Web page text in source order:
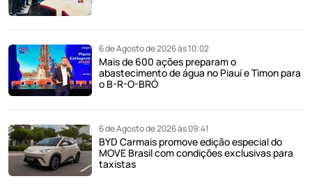
6 de Agosto de 2026 às 10:02
Mais de 600 ações preparam o
abastecimento de água no Piauí e Timon para
o B-R-O-BRÓ
6 de Agosto de 2026 às 09:41
BYD Carmais promove edição especial do
MOVE Brasil com condições exclusivas para
taxistas